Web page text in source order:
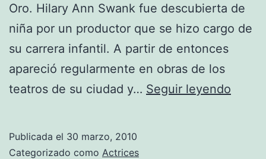
Oro. Hilary Ann Swank fue descubierta de
niña por un productor que se hizo cargo de
su carrera infantil. A partir de entonces
apareció regularmente en obras de los
teatros de su ciudad y… Seguir leyendo
Publicada el 30 marzo, 2010
Categorizado como Actrices